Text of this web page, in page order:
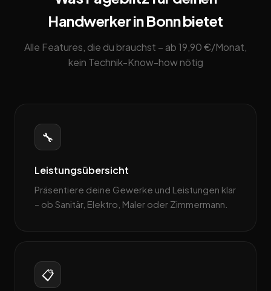
Handwerker in Bonn bietet
Alle Features, die du brauchst – ab 19,90 €/Monat,
kein Technik-Know-how nötig
🔧
Leistungsübersicht
Präsentiere deine Gewerke und Leistungen klar
– ob Sanitär, Elektro, Maler oder Zimmermann.
📋